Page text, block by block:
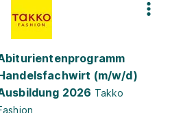
(m/w/d)
2026 Takko